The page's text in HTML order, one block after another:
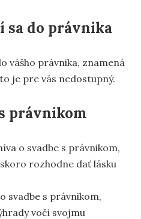
sa do právnika
vášho právnika, znamená
je pre vás nedostupný.
právnikom
o svadbe s právnikom,
rozhodne dať lásku
svadbe s právnikom,
voči svojmu